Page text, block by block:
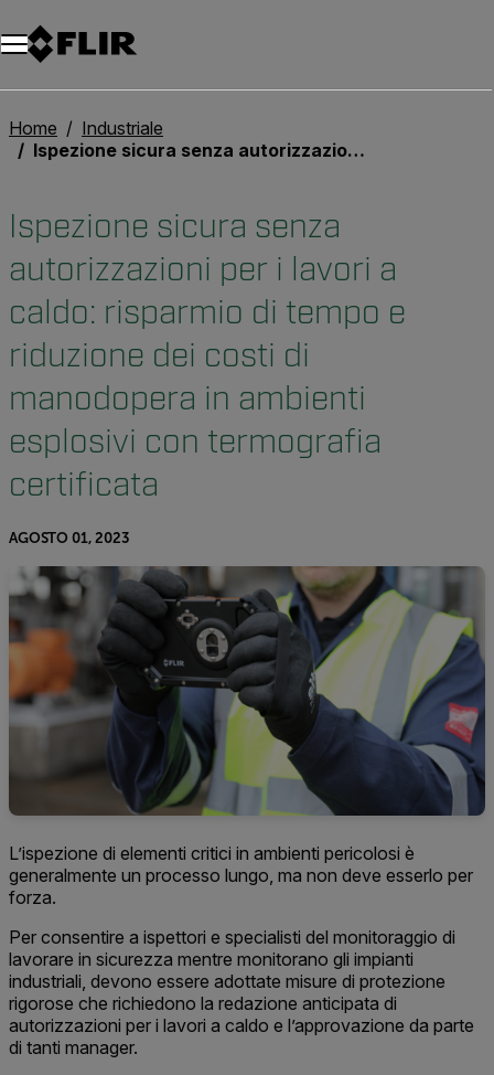
Unread messages
Modello
Rimuovi
articoli
articolo
Aggiungi al carrello
Aggiunto al carrello
Home
Industriale
Ispezione sicura senza autorizzazioni per i lavori a caldo: risparmio di tempo e riduzione dei costi di manodopera in ambienti esplosivi con termografia certificata
Ispezione sicura senza
autorizzazioni per i lavori a
caldo: risparmio di tempo e
riduzione dei costi di
manodopera in ambienti
esplosivi con termografia
certificata
AGOSTO 01, 2023
L’ispezione di elementi critici in ambienti pericolosi è
generalmente un processo lungo, ma non deve esserlo per
forza.
Per consentire a ispettori e specialisti del monitoraggio di
lavorare in sicurezza mentre monitorano gli impianti
industriali, devono essere adottate misure di protezione
rigorose che richiedono la redazione anticipata di
autorizzazioni per i lavori a caldo e l’approvazione da parte
di tanti manager.